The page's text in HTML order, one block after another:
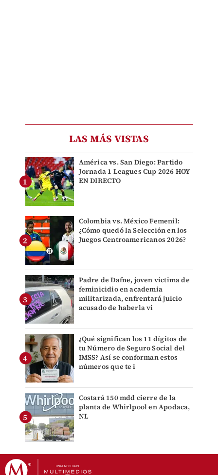
LAS MÁS VISTAS
América vs. San Diego: Partido
Jornada 1 Leagues Cup 2026 HOY
EN DIRECTO
Colombia vs. México Femenil:
¿Cómo quedó la Selección en los
Juegos Centroamericanos 2026?
Padre de Dafne, joven víctima de
feminicidio en academia
militarizada, enfrentará juicio
acusado de haberla vi
¿Qué significan los 11 dígitos de
tu Número de Seguro Social del
IMSS? Así se conforman estos
números que te i
Costará 150 mdd cierre de la
planta de Whirlpool en Apodaca,
NL